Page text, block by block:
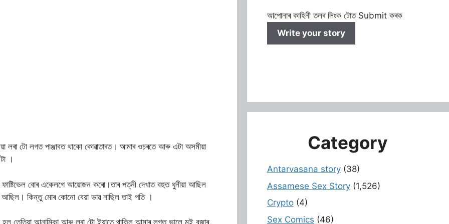
টো লগত পাঞ্জাবত থাকো কোৱাতাৰত। আমাৰ ওচৰতে আৰু এটা অসমীয়া
।
বোৰ একেলগে আয়োজন কৰো।তাৰ পত্নী দেখাত বহুত ধুনীয়া আছিল
কিন্তু মোৰ কোনো বেয়া ভাৱ নাছিল তাই পতি ।
আপোনাৰ কাহিনী তলৰ লিংক টোত Submit কৰক
Write your story
Category
Antarvasana story(38)
Assamese Sex Story(1,526)
Crypto(4)
Sex Comics (46)